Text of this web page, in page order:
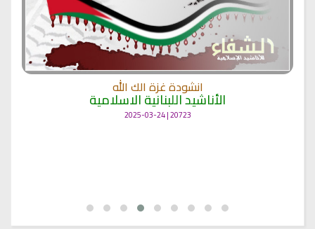
انشودة غزة الك الله
الأناشيد اللبنانية الاسلامية
20723 | 2025-03-24